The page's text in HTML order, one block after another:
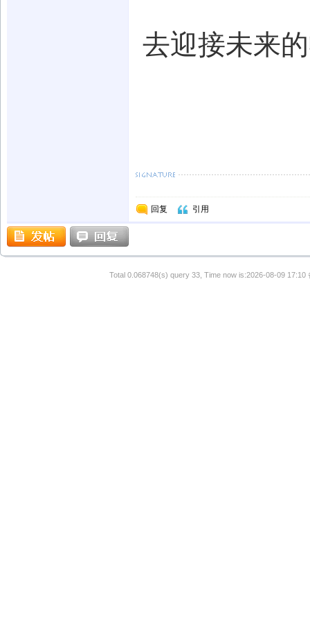
去迎接未来
回复 引用
Total 0.068748(s) query 33, Time now is:2026-08-09 17:10